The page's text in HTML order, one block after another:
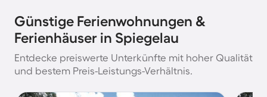
Günstige Ferienwohnungen &
Ferienhäuser in Spiegelau
Entdecke preiswerte Unterkünfte mit hoher Qualität
und bestem Preis-Leistungs-Verhältnis.